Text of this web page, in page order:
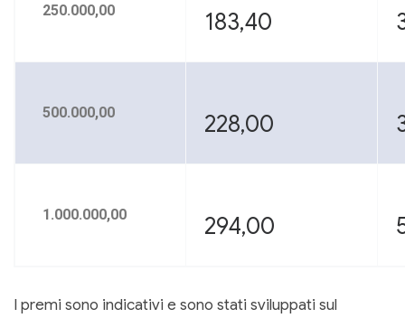
250.000,00 183,40
500.000,00 228,00
1.000.000,00 294,00
I premi sono indicativi e sono stati sviluppati sul